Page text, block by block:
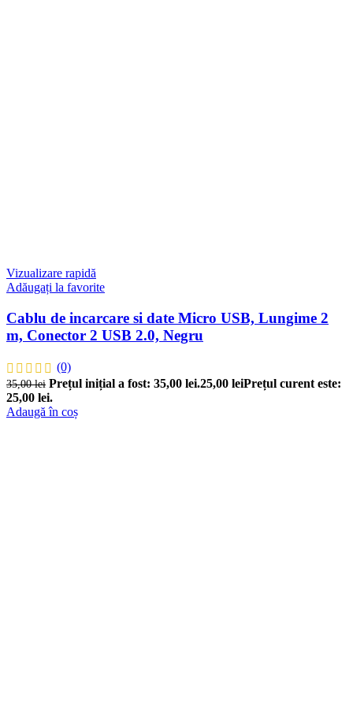
Vizualizare rapidă
Adăugați la favorite
Cablu de incarcare si date Micro USB, Lungime 2
m, Conector 2 USB 2.0, Negru
(0)
35,00lei Prețul inițial a fost: 35,00 lei.25,00 leiPrețul curent este:
25,00 lei.
Adaugă în coș